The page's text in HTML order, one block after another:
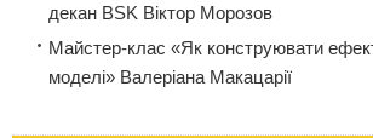
декан BSK Віктор Морозов
Майстер-клас «Як конструювати
моделі» Валеріана Макацарії